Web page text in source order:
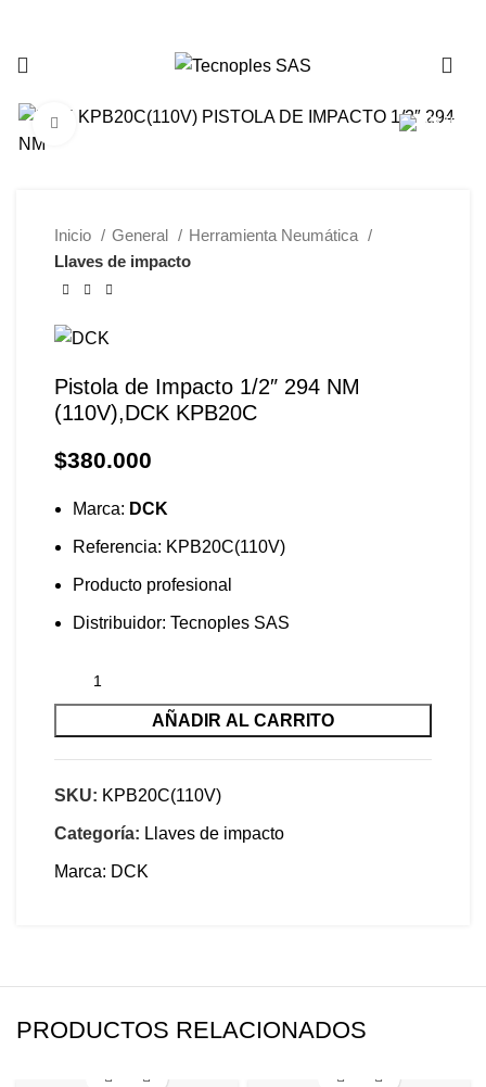
Clic para agrandar
Inicio General
Herramienta Neumática
Llaves de impacto
Pistola de Impacto 1/2″ 294 NM
(110V),DCK KPB20C
$380.000
Marca: DCK
Referencia: KPB20C(110V)
Producto profesional
Distribuidor: Tecnoples SAS
AÑADIR AL CARRITO
SKU: KPB20C(110V)
Categoría: Llaves de impacto
Marca: DCK
PRODUCTOS RELACIONADOS